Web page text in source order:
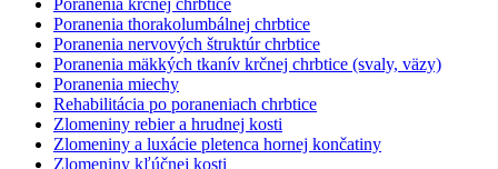
Poranenia krčnej chrbtice
Poranenia thorakolumbálnej chrbtice
Poranenia nervových štruktúr chrbtice
Poranenia mäkkých tkanív krčnej chrbtice (svaly, väzy)
Poranenia miechy
Rehabilitácia po poraneniach chrbtice
Zlomeniny rebier a hrudnej kosti
Zlomeniny a luxácie pletenca hornej končatiny
Zlomeniny kľúčnej kosti